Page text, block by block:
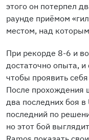
этого он потерпел
раунде приёмом
местом, над
При рекорде 8-6 и
достаточно опыта, и
чтобы проявить
После прохождения
два последних боя
последний по
но этот бой